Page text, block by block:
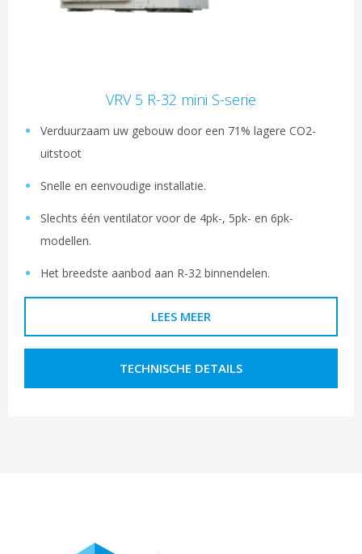
VRV 5 R-32 mini S-serie
Verduurzaam uw gebouw door een 71% lagere CO2-
uitstoot
Snelle en eenvoudige installatie.
Slechts één ventilator voor de 4pk-, 5pk- en 6pk-
modellen.
Het breedste aanbod aan R-32 binnendelen.
LEES MEER
TECHNISCHE DETAILS